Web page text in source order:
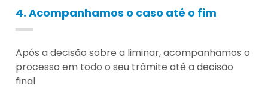
4. Acompanhamos o caso até o fim
Após a decisão sobre a liminar, acompanhamos o
processo em todo o seu trâmite até a decisão
final